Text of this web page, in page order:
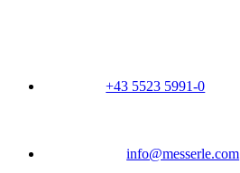
+43 5523 5991-0
info@messerle.com